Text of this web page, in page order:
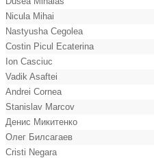
Nicula Mihai
Nastyusha Cegolea
Costin Picul Ecaterina
Ion Casciuc
Vadik Asaftei
Andrei Cornea
Stanislav Marcov
Денис Микитенко
Олег Билсагаев
Cristi Negara